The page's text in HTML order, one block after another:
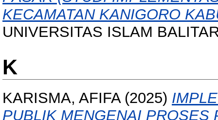
KECAMATAN KANIGORO
UNIVERSITAS ISLAM
K
KARISMA, AFIFA(2025)
PUBLIK MENGENAI PROSES